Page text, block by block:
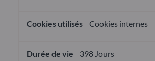
Cookies internes
398 Jours